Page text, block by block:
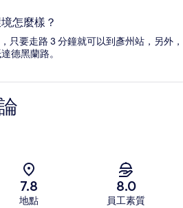
怎麼樣？
只要走路 3 分鐘就可以到彥州站，另外，
德黑蘭路。
7.8
地點
8.0
員工素質